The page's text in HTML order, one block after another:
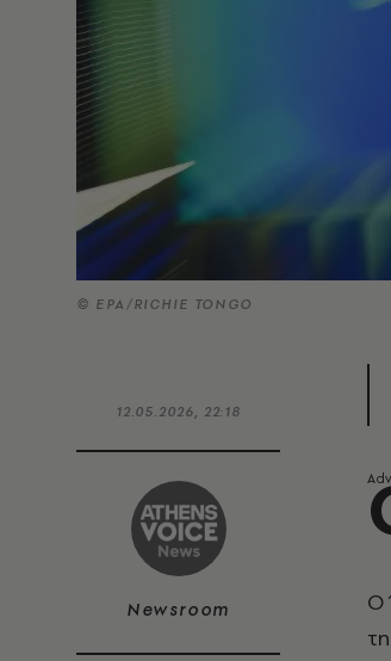
© EPA/RICHIE TONGO
12.05.2026, 22:18
Newsroom
Ο